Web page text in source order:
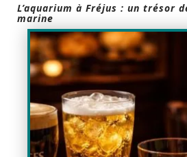
L’aquarium à Fréjus : un trésor
marine